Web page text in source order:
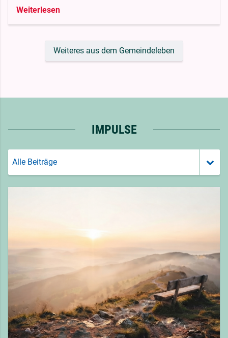
Weiterlesen
Weiteres aus dem Gemeindeleben
IMPULSE
Alle Beiträge